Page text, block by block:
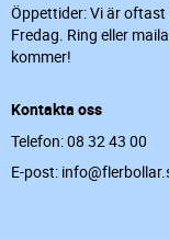
Öppettider: Vi är
Fredag. Ring eller
kommer!
Kontakta oss
Telefon: 08 32 43 00
E-post: